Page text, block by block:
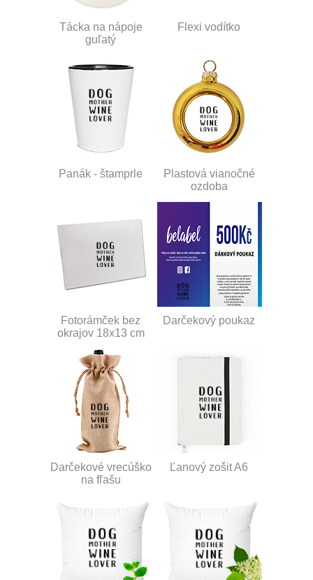
Tácka na nápoje
guľatý
Flexi vodítko
Panák - štamprle
Plastová vianočné
ozdoba
Fotorámček bez
okrajov 18x13 cm
Darčekový poukaz
Darčekové vrecúško
na fľašu
Ľanový zošit A6